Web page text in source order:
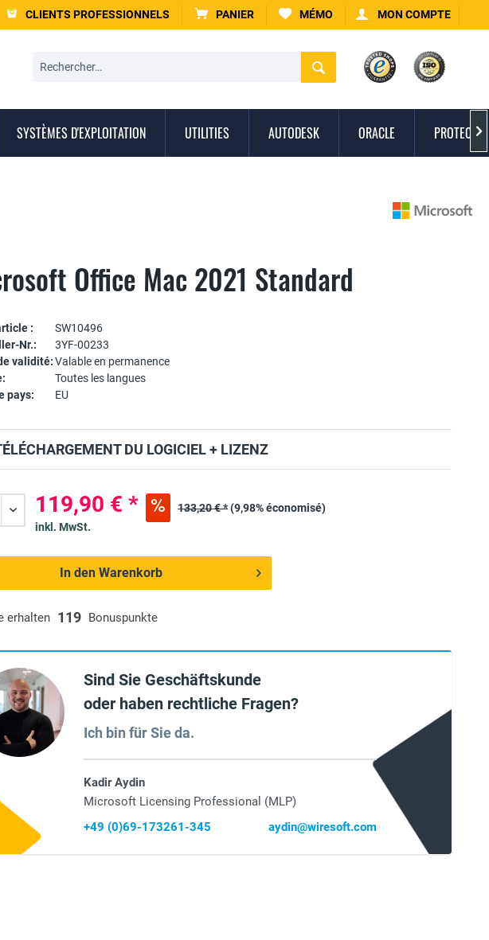
CLIENTS PROFESSIONNELS PANIER MÉMO MON COMPTE
SYSTÈMES D'EXPLOITATION UTILITIES AUTODESK ORACLE 
Office Mac 2021 Standard
:
SW10496
Nr.:
3YF-00233
validité:Valable en permanence
Toutes les langues
pays:
EU
erhalten 119 Bonuspunkte
DU LOGICIEL + LIZENZ
119,90 € * 133,20 € *(9,98% économisé)
inkl. MwSt.
In den Warenkorb
Sind Sie Geschäftskunde
oder haben rechtliche Fragen?
Ich bin für Sie da.
Kadir Aydin
Microsoft Licensing Professional (MLP)
+49 (0)69-173261-345
aydin@wiresoft.com